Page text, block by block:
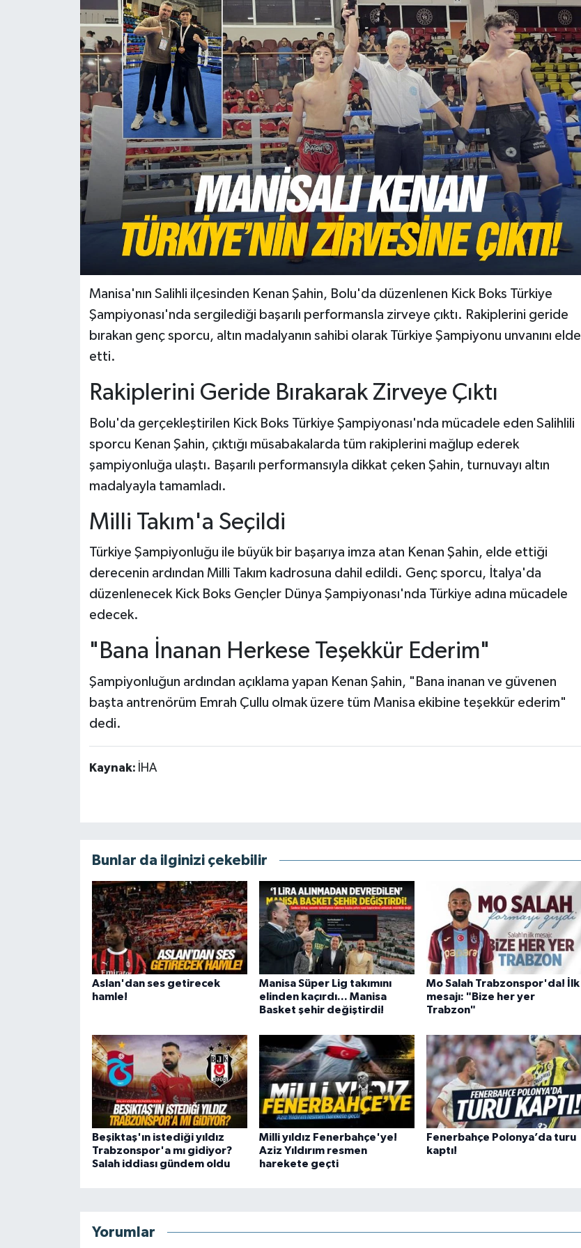
Manisa'nın Salihli ilçesinden Kenan Şahin, Bolu'da düzenlenen Kick Boks Türkiye
Şampiyonası'nda sergilediği başarılı performansla zirveye çıktı. Rakiplerini geride
bırakan genç sporcu, altın madalyanın sahibi olarak Türkiye Şampiyonu unvanını elde
etti.
Rakiplerini Geride Bırakarak Zirveye Çıktı
Bolu'da gerçekleştirilen Kick Boks Türkiye Şampiyonası'nda mücadele eden Salihlili
sporcu Kenan Şahin, çıktığı müsabakalarda tüm rakiplerini mağlup ederek
şampiyonluğa ulaştı. Başarılı performansıyla dikkat çeken Şahin, turnuvayı altın
madalyayla tamamladı.
Milli Takım'a Seçildi
Türkiye Şampiyonluğu ile büyük bir başarıya imza atan Kenan Şahin, elde ettiği
derecenin ardından Milli Takım kadrosuna dahil edildi. Genç sporcu, İtalya'da
düzenlenecek Kick Boks Gençler Dünya Şampiyonası'nda Türkiye adına mücadele
edecek.
"Bana İnanan Herkese Teşekkür Ederim"
Şampiyonluğun ardından açıklama yapan Kenan Şahin, "Bana inanan ve güvenen
başta antrenörüm Emrah Çullu olmak üzere tüm Manisa ekibine teşekkür ederim"
dedi.
Kaynak: İHA
Bunlar da ilginizi çekebilir
Aslan'dan ses getirecek
hamle!
Manisa Süper Lig takımını
elinden kaçırdı... Manisa
Basket şehir değiştirdi!
Mo Salah Trabzonspor'da! İlk
mesajı: "Bize her yer
Trabzon"
Beşiktaş'ın istediği yıldız
Trabzonspor'a mı gidiyor?
Salah iddiası gündem oldu
Milli yıldız Fenerbahçe'ye!
Aziz Yıldırım resmen
harekete geçti
Fenerbahçe Polonya’da turu
kaptı!
Yorumlar